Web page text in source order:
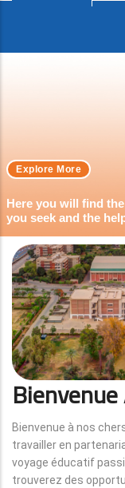
Here you will find
you seek and the
Explore More
Bienvenue à nos
travailler en
voyage éducatif
trouverez des